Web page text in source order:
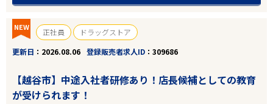
NEW 正社員
ドラッグストア
更新日
2026.08.06 登録販売者求人ID 309686
【越谷市】中途入社者研修あり！店長候補としての教育
が受けられます！